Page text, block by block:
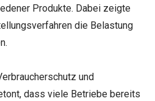
Produkte. Dabei zeigte
die Belastung
und
dass viele Betriebe bereits